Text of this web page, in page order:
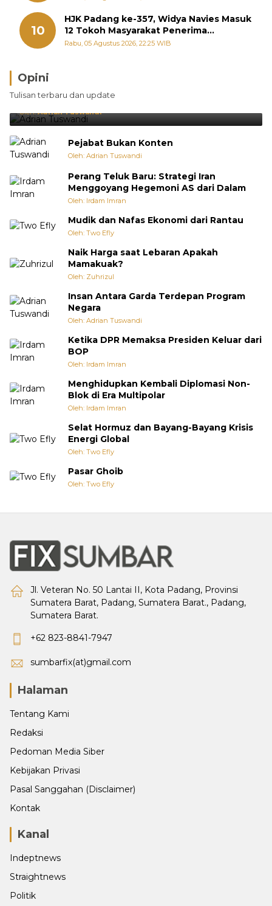
10
HJK Padang ke-357, Widya Navies Masuk
12 Tokoh Masyarakat Penerima
Penghargaan Pemko Padang
Rabu, 05 Agustus 2026, 22:25 WIB
Opini
Tulisan terbaru dan update
Brasil Lebih Diunggulkan, tetapi Jepang Selalu
Punya Cara Membuat Kejutan
Oleh:Adrian Tuswandi
Pejabat Bukan Konten
Oleh: Adrian Tuswandi
Perang Teluk Baru: Strategi Iran
Menggoyang Hegemoni AS dari Dalam
Oleh: Irdam Imran
Mudik dan Nafas Ekonomi dari Rantau
Oleh: Two Efly
Naik Harga saat Lebaran Apakah
Mamakuak?
Oleh: Zuhrizul
Insan Antara Garda Terdepan Program
Negara
Oleh: Adrian Tuswandi
Ketika DPR Memaksa Presiden Keluar dari
BOP
Oleh: Irdam Imran
Menghidupkan Kembali Diplomasi Non-
Blok di Era Multipolar
Oleh: Irdam Imran
Selat Hormuz dan Bayang-Bayang Krisis
Energi Global
Oleh: Two Efly
Pasar Ghoib
Oleh: Two Efly
Jl. Veteran No. 50 Lantai II, Kota Padang, Provinsi
Sumatera Barat, Padang, Sumatera Barat., Padang,
Sumatera Barat.
+62 823-8841-7947
sumbarfix(at)gmail.com
Halaman
Tentang Kami
Redaksi
Pedoman Media Siber
Kebijakan Privasi
Pasal Sanggahan (Disclaimer)
Kontak
Kanal
Indeptnews
Straightnews
Politik